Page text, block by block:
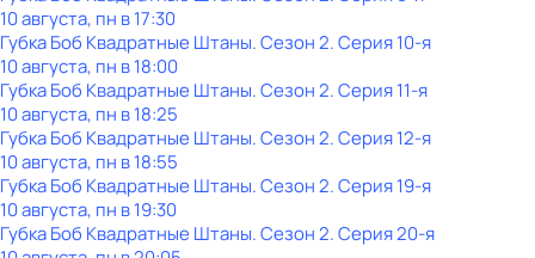
10 августа, пн в 17:30
Губка Боб Квадратные Штаны. Сезон 2. Серия 10-я
10 августа, пн в 18:00
Губка Боб Квадратные Штаны. Сезон 2. Серия 11-я
10 августа, пн в 18:25
Губка Боб Квадратные Штаны. Сезон 2. Серия 12-я
10 августа, пн в 18:55
Губка Боб Квадратные Штаны. Сезон 2. Серия 19-я
10 августа, пн в 19:30
Губка Боб Квадратные Штаны. Сезон 2. Серия 20-я